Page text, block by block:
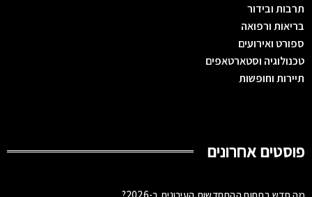
תרבות ובידור
בריאות ורפואה
ספורט ואירועים
טכנולוגיה וסטארטאפים
תיירות וחופשות
פוסטים אחרונים